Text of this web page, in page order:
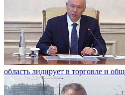
область лидирует в торговле и